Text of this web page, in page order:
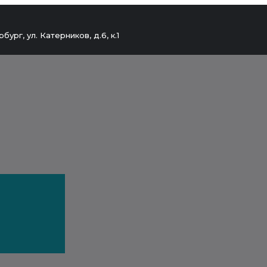
ул. Катерников, д.6, к.1